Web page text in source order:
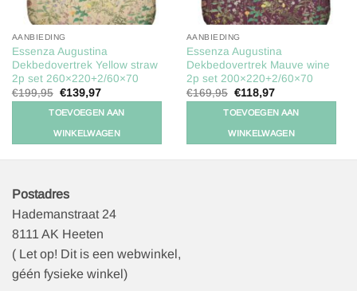
AANBIEDING
Essenza Augustina
Dekbedovertrek Yellow straw
2p set 260×220+2/60×70
€199,95 Oorspronkelijke
prijs
was:
€139,97Huidige
prijs
is:
TOEVOEGEN AAN
WINKELWAGEN
AANBIEDING
Essenza Augustina
Dekbedovertrek Mauve wine
2p set 200×220+2/60×70
€169,95 Oorspronkelijke
prijs
was:
€118,97Huidige
prijs
is:
TOEVOEGEN AAN
WINKELWAGEN
Postadres
Hademanstraat 24
8111 AK Heeten
( Let op! Dit is een webwinkel,
géén fysieke winkel)